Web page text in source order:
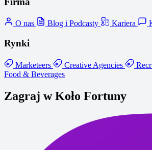
O nas Blog i Podcasty Kariera
Rynki
Marketeers Creative Agencies
Food & Beverages
Zagraj w Koło Fortuny